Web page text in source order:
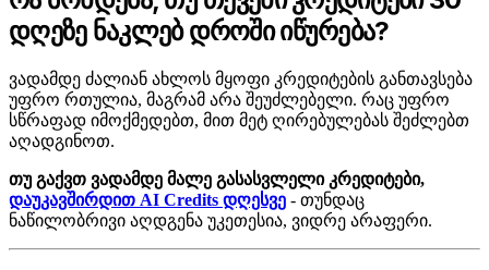
დღეზე ნაკლებ დროში იწურება?
ვადამდე ძალიან ახლოს მყოფი კრედიტების განთავსება
უფრო რთულია, მაგრამ არა შეუძლებელი. რაც უფრო
სწრაფად იმოქმედებთ, მით მეტ ღირებულებას შეძლებთ
აღადგინოთ.
თუ გაქვთ ვადამდე მალე გასასვლელი კრედიტები,
დაუკავშირდით AI Credits დღესვე - თუნდაც
ნაწილობრივი აღდგენა უკეთესია, ვიდრე არაფერი.